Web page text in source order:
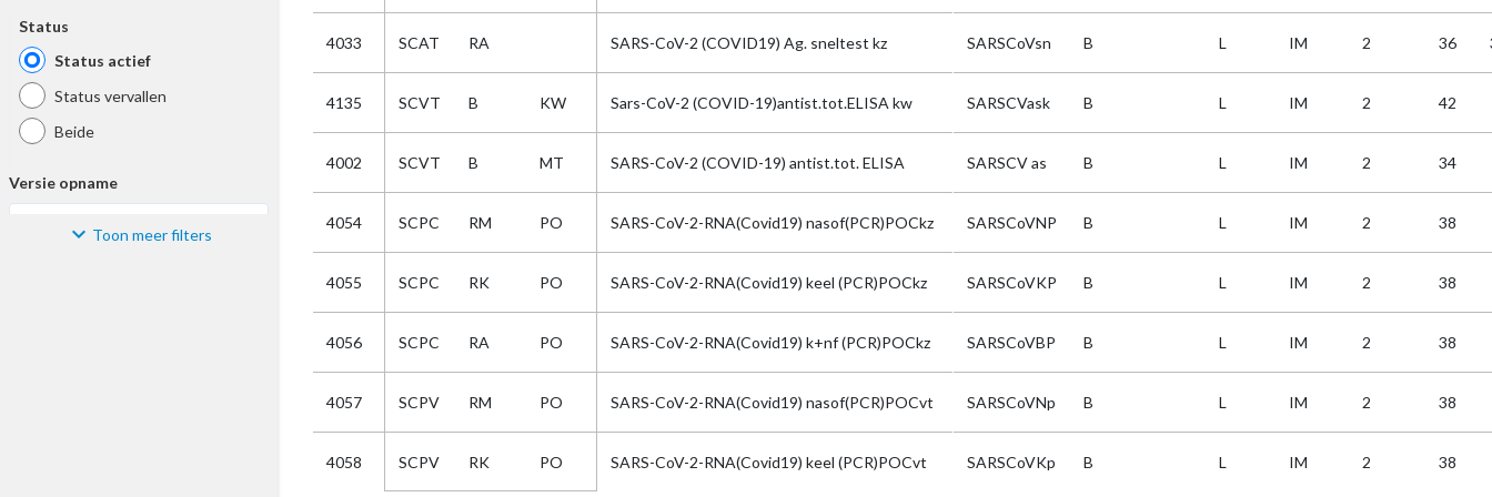
Status
Status actief
Status vervallen
Beide
Versie opname
Toon meer filters
4033 SCAT RA SARS-CoV-2 (COVID19) Ag. sneltest kz SARSCoVsn B L IM 2 36
4135 SCVT B KW Sars-CoV-2 (COVID-19)antist.tot.ELISA kw SARSCVask B L IM 2 42
4002 SCVT B MT SARS-CoV-2 (COVID-19) antist.tot. ELISA SARSCV as B L IM 2 34
4054 SCPC RM PO SARS-CoV-2-RNA(Covid19) nasof(PCR)POCkz SARSCoVNP B L IM 2 38
4055 SCPC RK PO SARS-CoV-2-RNA(Covid19) keel (PCR)POCkz SARSCoVKP B L IM 2 38
4056 SCPC RA PO SARS-CoV-2-RNA(Covid19) k+nf (PCR)POCkz SARSCoVBP B L IM 2 38
4057 SCPV RM PO SARS-CoV-2-RNA(Covid19) nasof(PCR)POCvt SARSCoVNp B L IM 2 38
4058 SCPV RK PO SARS-CoV-2-RNA(Covid19) keel (PCR)POCvt SARSCoVKp B L IM 2 38